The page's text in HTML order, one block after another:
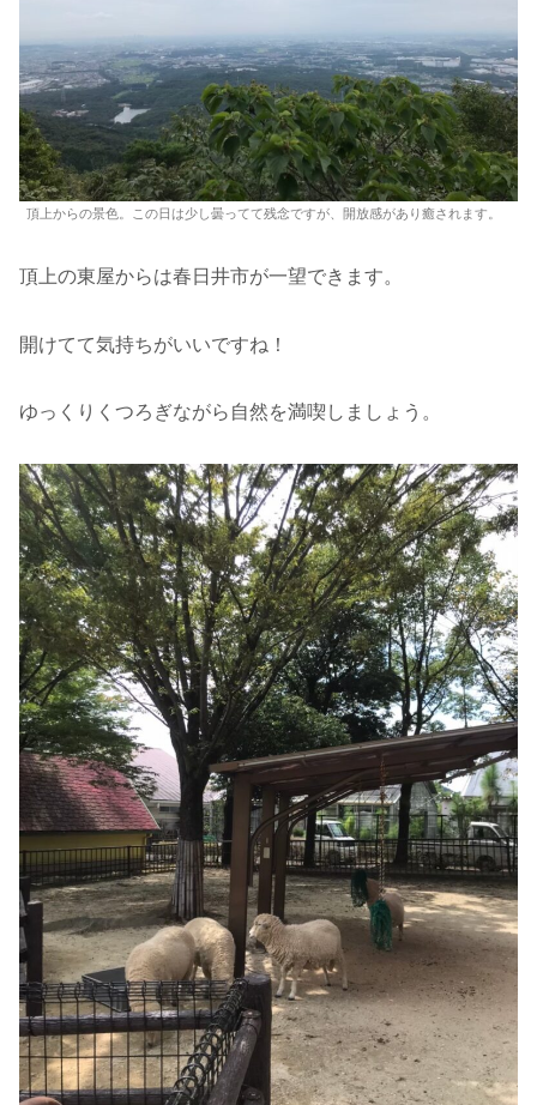
頂上からの景色。この日は少し曇ってて残念ですが、開放感があり癒されます。
頂上の東屋からは春日井市が一望できます。
開けてて気持ちがいいですね！
ゆっくりくつろぎながら自然を満喫しましょう。